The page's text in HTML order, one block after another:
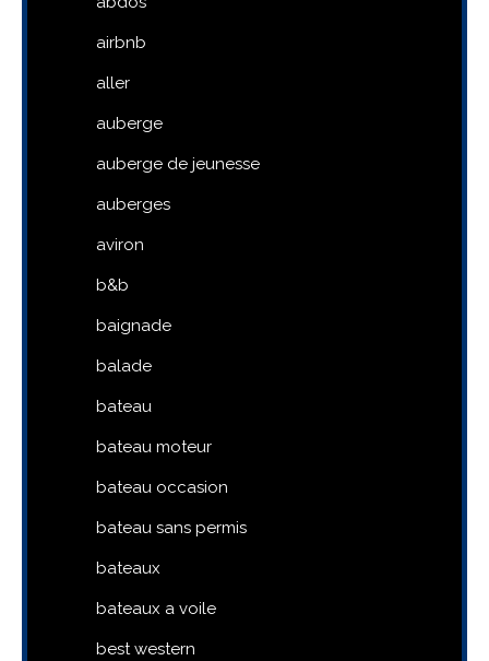
airbnb
aller
auberge
auberge de jeunesse
auberges
aviron
b&b
baignade
balade
bateau
bateau moteur
bateau occasion
bateau sans permis
bateaux
bateaux a voile
best western